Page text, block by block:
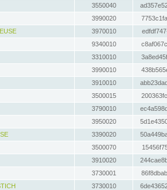
3550040
3990020
3970010
9340010
3310010
3990010
3910010
3500015
3790010
3950020
3390020
3500070
3910020
3730001
3730010